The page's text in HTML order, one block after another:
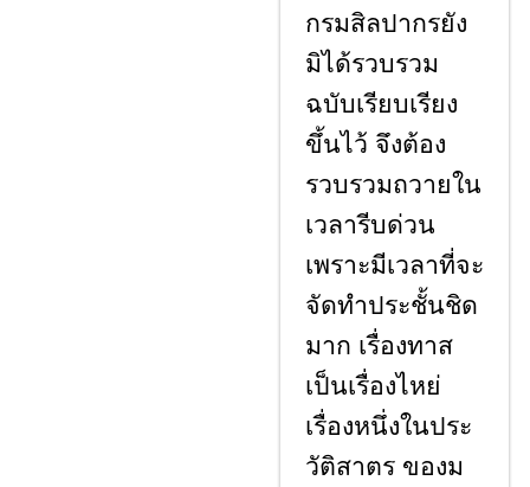
กรมสิลปากรยัง
มิได้รวบรวม
ฉบับเรียบเรียง
ขึ้นไว้ จึงต้อง
รวบรวมถวายใน
เวลารีบด่วน
เพราะมีเวลาที่จะ
จัดทำประชั้นชิด
มาก เรื่องทาส
เป็นเรื่องไหย่
เรื่องหนึ่งในประ
วัติสาตร ของม